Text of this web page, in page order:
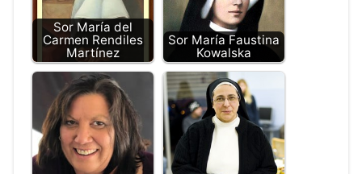
Sor María del
Carmen Rendiles
Martínez
Sor María Faustina
Kowalska